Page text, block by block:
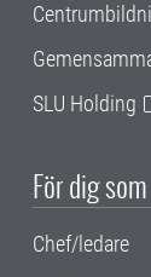
SLU Holding
För dig
Chef/ledare